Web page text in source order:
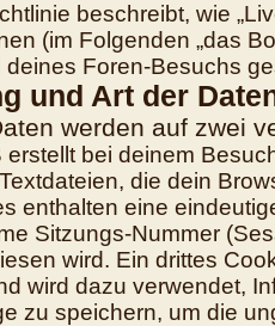
beschreibt, wie
(im Folgenden „das
deines Foren-Besuchs
und Art der
werden auf zwei
erstellt bei deinem
die dein
enthalten eine
Sitzungs-Nummer
wird. Ein drittes
wird dazu verwendet,
zu speichern, um die